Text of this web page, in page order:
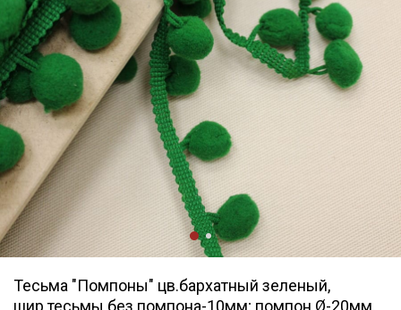
Тесьма "Помпоны" цв.бархатный зеленый,
шир.тесьмы без помпона-10мм; помпон Ø-20мм,